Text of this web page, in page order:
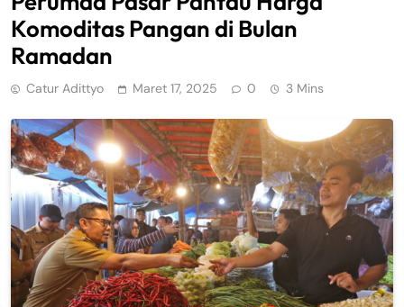
Komoditas Pangan di Bulan
Ramadan
Catur Adittyo Maret 17, 2025 0 3 Mins